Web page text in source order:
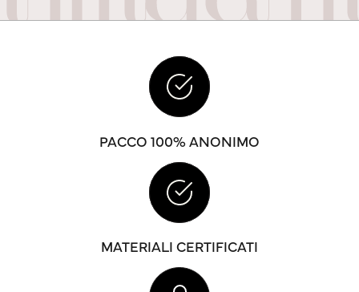
PACCO 100% ANONIMO
MATERIALI CERTIFICATI